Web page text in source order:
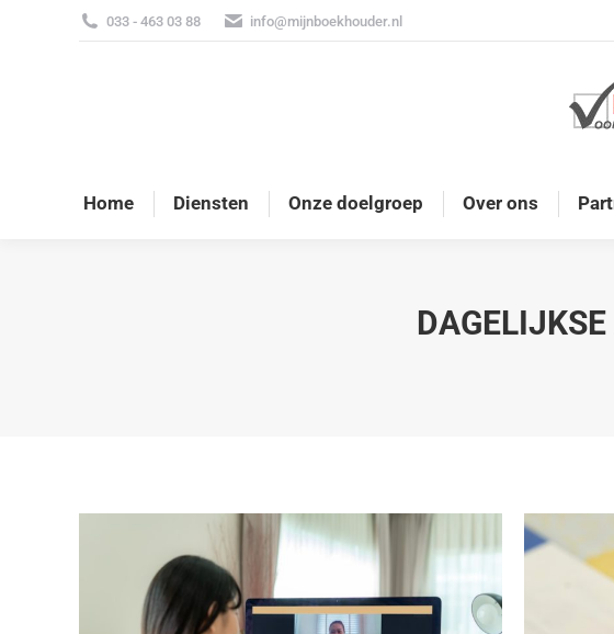
033 - 463 03 88 info@mijnboekhouder.nl
Home Diensten Onze doelgroep Over ons
Home